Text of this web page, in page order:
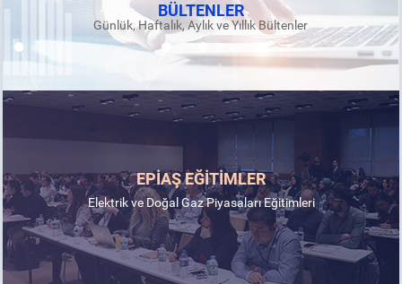
BÜLTENLER
Günlük, Haftalık, Aylık ve Yıllık Bültenler
EPİAŞ EĞİTİMLER
Elektrik ve Doğal Gaz Piyasaları Eğitimleri